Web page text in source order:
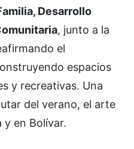
Desarrollo
, junto a la
el
espacios
y recreativas. Una
del verano, el arte
y en Bolívar.